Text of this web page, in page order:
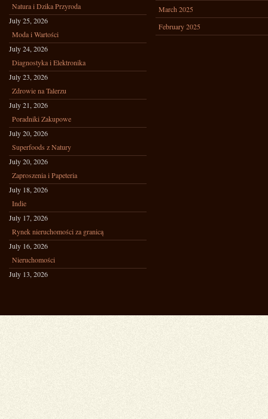
Natura i Dzika Przyroda
July 25, 2026
Moda i Wartości
July 24, 2026
Diagnostyka i Elektronika
July 23, 2026
Zdrowie na Talerzu
July 21, 2026
Poradniki Zakupowe
July 20, 2026
Superfoods z Natury
July 20, 2026
Zaproszenia i Papeteria
July 18, 2026
Indie
July 17, 2026
Rynek nieruchomości za granicą
July 16, 2026
Nieruchomości
July 13, 2026
March 2025
February 2025